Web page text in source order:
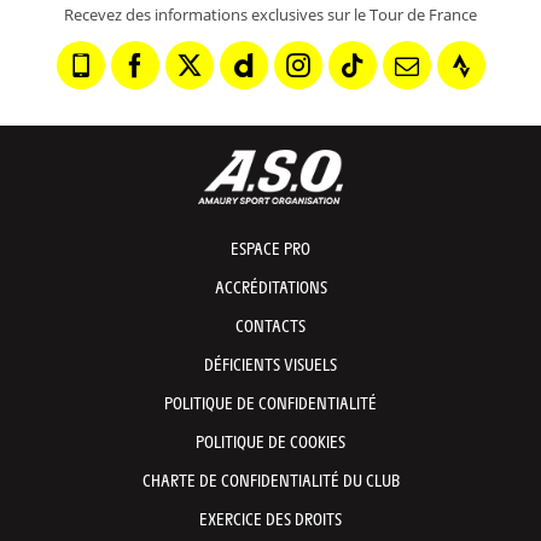
Recevez des informations exclusives sur le Tour de France
ESPACE PRO
ACCRÉDITATIONS
CONTACTS
DÉFICIENTS VISUELS
POLITIQUE DE CONFIDENTIALITÉ
POLITIQUE DE COOKIES
CHARTE DE CONFIDENTIALITÉ DU CLUB
EXERCICE DES DROITS